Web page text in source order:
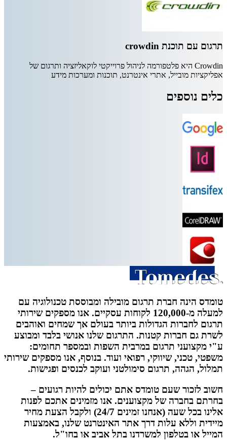
תרגום עם תוכנת crowdin
Crowdin היא פלטפורמה לניהול פרוייקטי לוקאליזציה ותרגום של
אפליקציות מובייל, אתרי אינטרנט, תוכנות ומערכות מידע
כלים נוספים
טומדס הינה חברת תרגום מובילה ומבוססת טכנולוגיה עם
למעלה מ-120,000 לקוחות עסקיים. אנו מספקים שירותי
תרגום לחברות הגדולות ביותר בעולם אך שמחים ואוהבים
לשרת גם חברות קטנות. התרגום שלנו אנושי בלבד ומבוצע
ע"י מקצועני תרגום במרבית השפות ובמספר תחומים:
משפטי, טכני, שיווקי, רפואי ועוד. בנוסף, אנו מספקים שירותי
תמלול, הגהה, תרגום סימולטני ועוקב לכנסים ופגישות.
חשוב לזכור שעם טומדס אתם יכולים להיות רגועים –
בחרתם בחברה של מקצוענים. אנו מזמינים אתכם לפנות
אלינו בכל שעה (אנחנו זמינים 24/7) ולקבל הצעת מחיר
מיידית וללא עלות דרך אתר האינטרנט שלנו, באמצעות
המייל או בטלפון למשרדנו בתל אביב או בחו"ל.